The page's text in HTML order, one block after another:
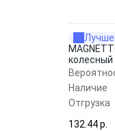
колесный
Наличие
Отгрузка
132.44 p.